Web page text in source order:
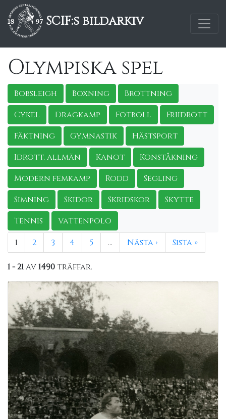
SCIF:s bildarkiv
Olympiska spel
Bobsleigh Boxning
Brottning
Cykel
Dragkamp Fotboll
Friidrott
Fäktning
Gymnastik
Hästsport
Idrott, allmän
Kanot
Konståkning
Modern femkamp
Rodd
Segling
Simning
Skidor Skridskor
Skytte
Tennis
Vattenpolo
1
2 3 4 5 … Nästa › Sista »
1 - 21av1490träffar.